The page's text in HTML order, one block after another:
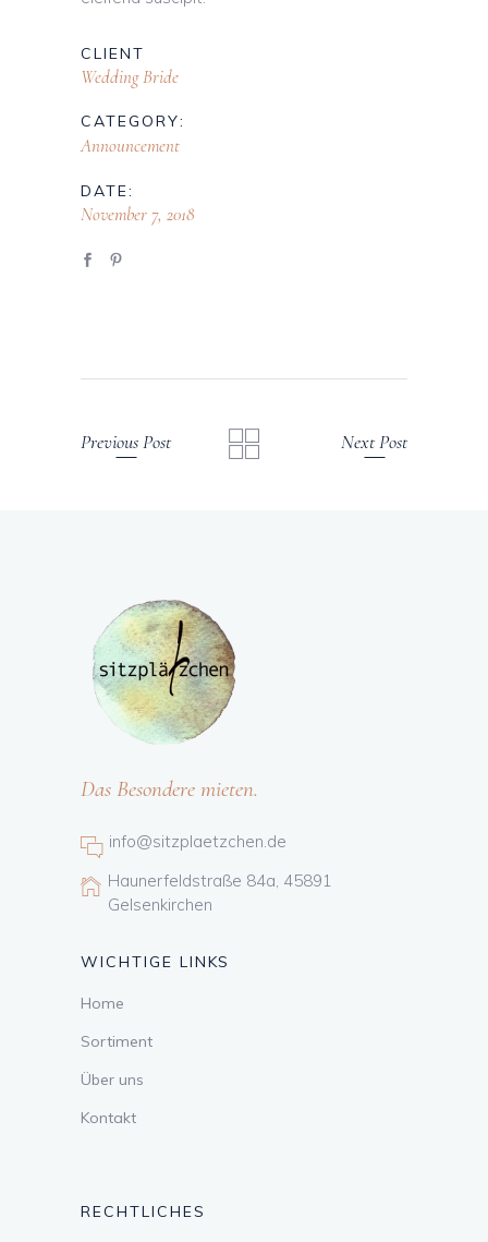
CLIENT
Wedding Bride
CATEGORY:
Announcement
DATE:
November 7, 2018
Previous Post Next Post
Das Besondere mieten.
info@sitzplaetzchen.de
Haunerfeldstraße 84a, 45891
Gelsenkirchen
WICHTIGE LINKS
Home
Sortiment
Über uns
Kontakt
RECHTLICHES